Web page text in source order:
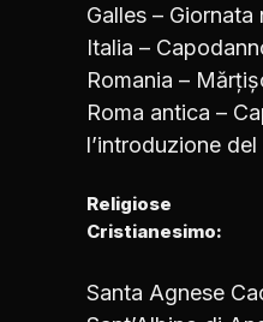
Galles –
Italia –
Romania –
Roma antica –
l’introduzione
Religiose
Cristianesimo:
Santa Agnese